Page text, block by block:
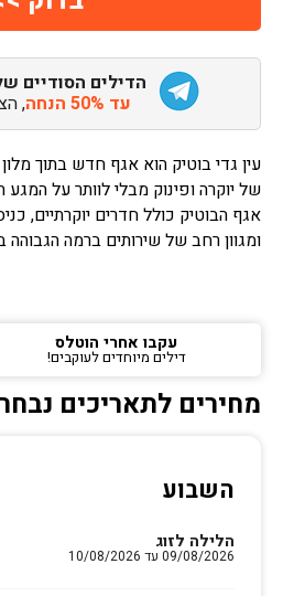
הדילים הסודיים
עד 50% הנחה ,
עין גדי בוטיק הוא אגף חדש בתוך
של יוקרה ופינוק מבלי לוותר על
אגף הבוטיק כולל חדרים יוקרתיים,
ומגוון רחב של שירותים ברמה הגבוהה
עקבו אחרי הוטלס
דילים מיוחדים לעוקבים!
מחירים לתאריכים
השבוע
הלילה לזוג
09/08/2026 עד 10/08/2026